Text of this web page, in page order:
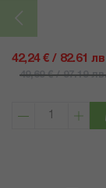
42,24 € / 82.61
49,69 € / 97.19